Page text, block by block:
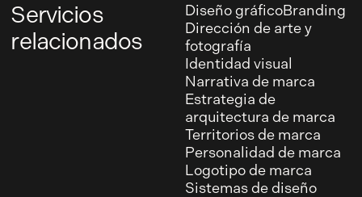
Servicios
relacionados
Diseño gráficoBranding
Dirección de arte y
fotografía
Identidad visual
Narrativa de marca
Estrategia de
arquitectura de marca
Territorios de marca
Personalidad de marca
Logotipo de marca
Sistemas de diseño